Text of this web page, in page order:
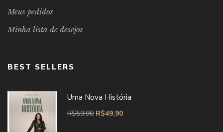
Meus pedidos
Minha lista de desejos
BEST SELLERS
Uma Nova História
R$59,90 R$49,90